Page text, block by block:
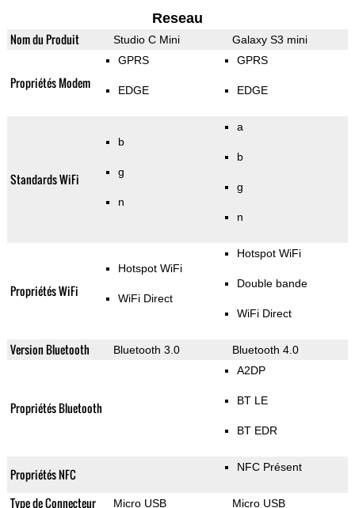
Reseau
Nom du Produit Studio C Mini Galaxy S3 mini
Propriétés Modem
GPRS
EDGE
GPRS
EDGE
Standards WiFi
b
g
n
a
b
g
n
Propriétés WiFi
Hotspot WiFi
WiFi Direct
Hotspot WiFi
Double bande
WiFi Direct
Version Bluetooth Bluetooth 3.0 Bluetooth 4.0
Propriétés Bluetooth
A2DP
BT LE
BT EDR
Propriétés NFC NFC Présent
Type de Connecteur Micro USB Micro USB